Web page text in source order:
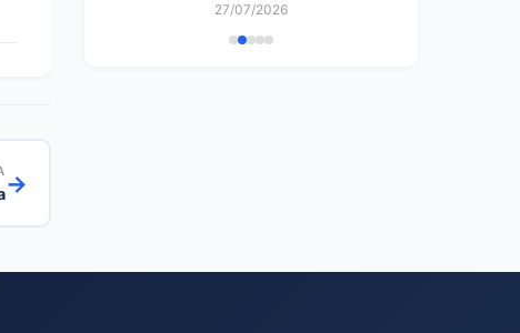
→
27/07/2026